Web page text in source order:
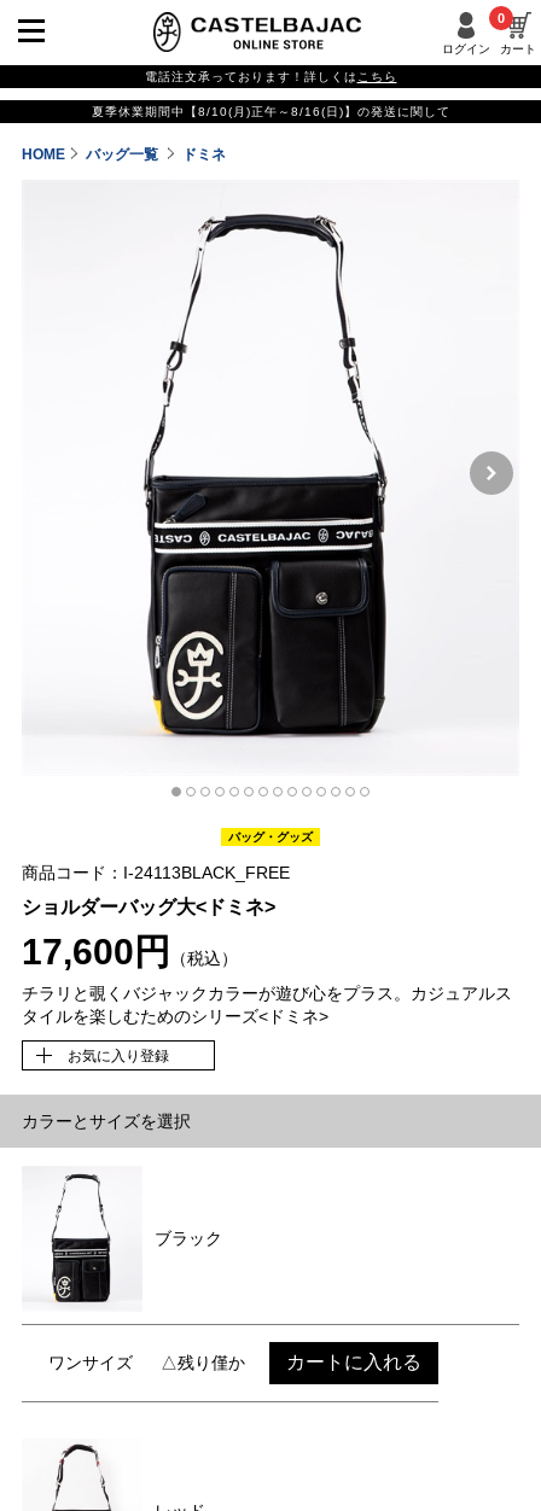
ログイン カート
0
電話注文承っております！詳しくは こちら
夏季休業期間中【8/10(月)正午～8/16(日)】の発送に関して
HOME バッグ一覧 ドミネ
バッグ・グッズ
商品コード：I-24113BLACK_FREE
ショルダーバッグ大<ドミネ>
17,600円
（税込）
チラリと覗くバジャックカラーが遊び心をプラス。カジュアルス
タイルを楽しむためのシリーズ<ドミネ>
お気に入り登録
カラーとサイズを選択
ブラック
ワンサイズ △残り僅か カートに入れる